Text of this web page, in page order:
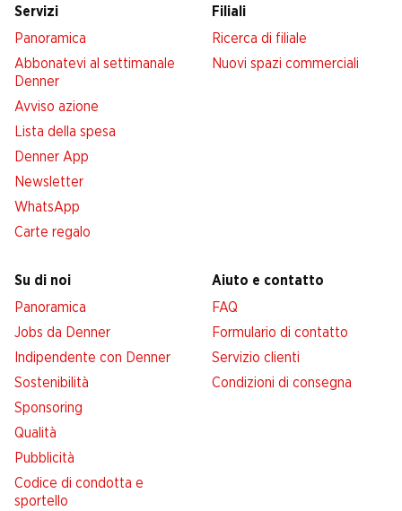
Servizi
Panoramica
Abbonatevi al settimanale
Denner
Avviso azione
Lista della spesa
Denner App
Newsletter
WhatsApp
Carte regalo
Filiali
Ricerca di filiale
Nuovi spazi commerciali
Su di noi
Panoramica
Jobs da Denner
Indipendente con Denner
Sostenibilità
Sponsoring
Qualità
Pubblicità
Codice di condotta e
sportello
Aiuto e contatto
FAQ
Formulario di contatto
Servizio clienti
Condizioni di consegna